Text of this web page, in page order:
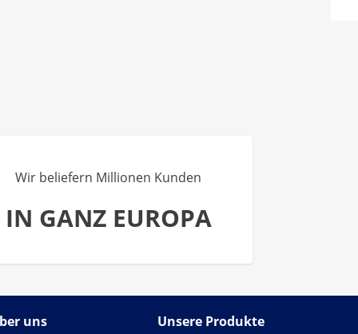
Wir beliefern Millionen Kunden
IN GANZ EUROPA
uns Unsere Produkte